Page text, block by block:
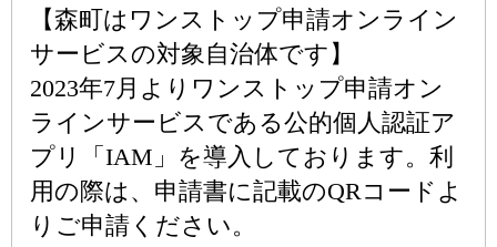
【森町はワンストップ申請オンライン
サービスの対象自治体です】
2023年7月よりワンストップ申請オン
ラインサービスである公的個人認証ア
プリ「IAM」を導入しております。利
用の際は、申請書に記載のQRコードよ
りご申請ください。